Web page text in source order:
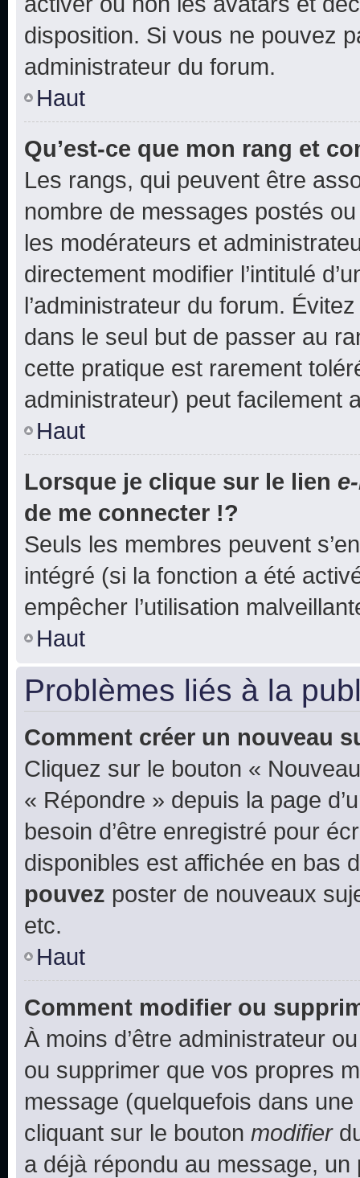
disposition. Si vous ne pouvez
administrateur du forum.
Haut
Qu’est-ce que mon rang et
Les rangs, qui peuvent être
nombre de messages postés
les modérateurs et
directement modifier l’intitulé
l’administrateur du forum.
dans le seul but de passer au
cette pratique est rarement
administrateur) peut facilement
Haut
Lorsque je clique sur le lien
de me connecter !?
Seuls les membres peuvent
intégré (si la fonction a été
empêcher l’utilisation
Haut
Problèmes liés à la
Comment créer un nouveau
Cliquez sur le bouton «
« Répondre » depuis la page
besoin d’être enregistré pour
disponibles est affichée en bas
pouvez poster de nouveaux
etc.
Haut
Comment modifier ou
À moins d’être administrateur
ou supprimer que vos propres
message (quelquefois dans
cliquant sur le bouton modifier
a déjà répondu au message, un